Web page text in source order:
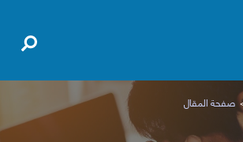
صفحة المقال